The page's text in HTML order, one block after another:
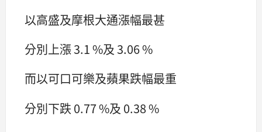
以高盛及摩根大通漲幅最甚
分別上漲 3.1 %及 3.06 %
而以可口可樂及蘋果跌幅最重
分別下跌 0.77 %及 0.38 %